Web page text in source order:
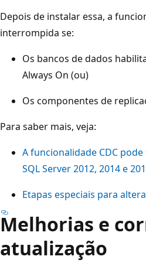
Depois de instalar essa, a
interrompida se:
Os bancos de dados
Always On (ou)
Os componentes de
Para saber mais, veja:
A funcionalidade CDC
SQL Server 2012, 2014 e
Etapas especiais para
Melhorias e
atualização